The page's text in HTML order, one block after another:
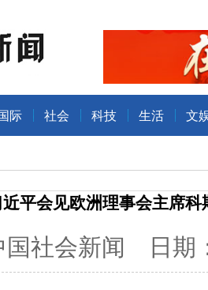
际 社会 科技 生活 文
平会见欧洲理事会主席
国社会新闻 日